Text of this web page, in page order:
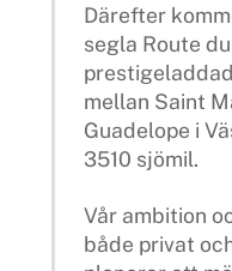
Därefter
segla Route
mellan Saint
Guadelope i
3510 sjömil.
Vår ambition
både privat